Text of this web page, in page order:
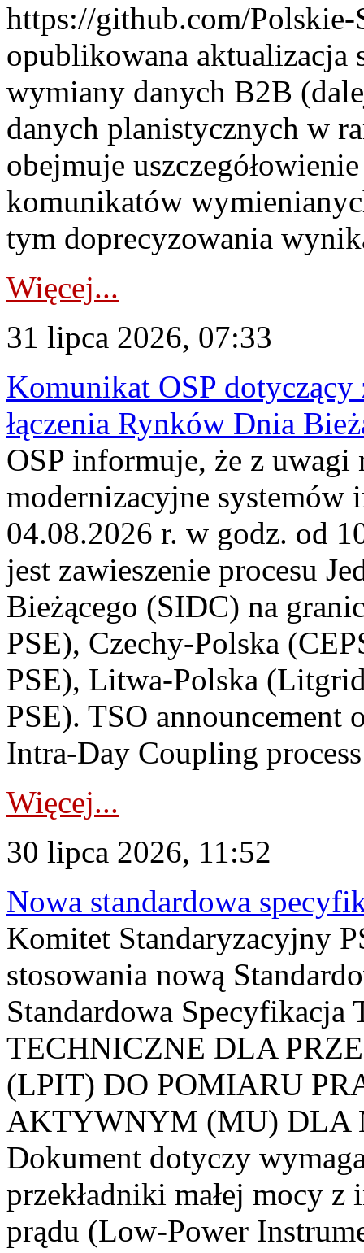
https://github.com/Polskie-
opublikowana aktualizacja
wymiany danych B2B
danych planistycznych w
obejmuje
komunikatów
tym doprecyzowania
Więcej...
31 lipca 2026, 07:33
Komunikat OSP dotyczący
łączenia Rynków Dnia
OSP informuje, że z uwagi
modernizacyjne
04.08.2026 r. w godz. od
jest zawieszenie procesu
Bieżącego (SIDC) na
PSE), Czechy-Polska
PSE), Litwa-Polska
PSE). TSO announcement
Intra-Day Coupling
Więcej...
30 lipca 2026, 11:52
Nowa standardowa
Komitet Standaryzacyjny
stosowania nową
Standardowa
TECHNICZNE DLA
(LPIT) DO POMIARU
AKTYWNYM (MU) DLA
Dokument dotyczy
przekładniki małej mocy
prądu (Low-Power